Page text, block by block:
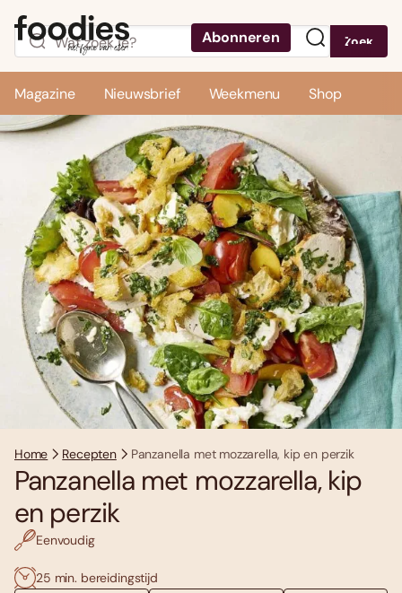
Abonneren Zoek
Magazine Nieuwsbrief Weekmenu Shop
Home Recepten Panzanella met mozzarella, kip en perzik
Panzanella met mozzarella, kip
en perzik
Eenvoudig
25 min. bereidingstijd